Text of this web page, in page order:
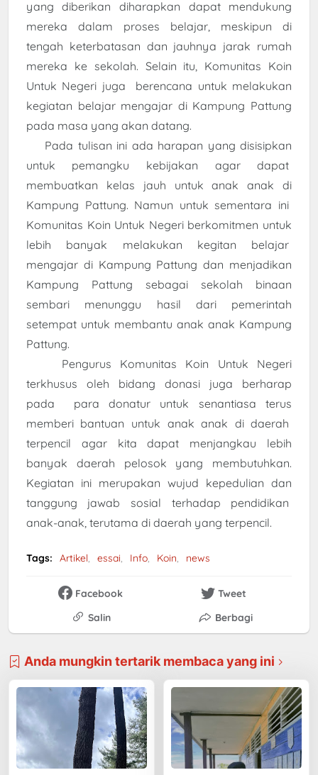
yang diberikan diharapkan dapat mendukung
mereka dalam proses belajar, meskipun di
tengah keterbatasan dan jauhnya jarak rumah
mereka ke sekolah. Selain itu, Komunitas Koin
Untuk Negeri juga berencana untuk melakukan
kegiatan belajar mengajar di Kampung Pattung
pada masa yang akan datang.
Pada tulisan ini ada harapan yang disisipkan
untuk pemangku kebijakan agar dapat
membuatkan kelas jauh untuk anak anak di
Kampung Pattung. Namun untuk sementara ini
Komunitas Koin Untuk Negeri berkomitmen untuk
lebih banyak melakukan kegitan belajar
mengajar di Kampung Pattung dan menjadikan
Kampung Pattung sebagai sekolah binaan
sembari menunggu hasil dari pemerintah
setempat untuk membantu anak anak Kampung
Pattung.
Pengurus Komunitas Koin Untuk Negeri
terkhusus oleh bidang donasi juga berharap
pada para donatur untuk senantiasa terus
memberi bantuan untuk anak anak di daerah
terpencil agar kita dapat menjangkau lebih
banyak daerah pelosok yang membutuhkan.
Kegiatan ini merupakan wujud kepedulian dan
tanggung jawab sosial terhadap pendidikan
anak-anak, terutama di daerah yang terpencil.
Tags: Artikel essai Info Koin news
Facebook
Tweet
Salin
Berbagi
Anda mungkin tertarik membaca yang ini